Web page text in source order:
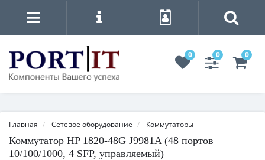
0 0 0
Главная Сетевое оборудование Коммутаторы
Коммутатор HP 1820-48G J9981A (48 портов
10/100/1000, 4 SFP, управляемый)